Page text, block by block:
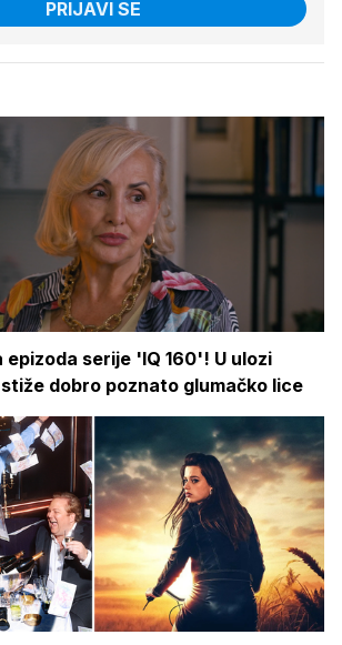
PRIJAVI SE
epizoda serije 'IQ 160'! U ulozi
dobro poznato glumačko lice